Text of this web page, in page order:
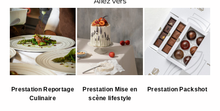
Prestation Reportage
Culinaire
Prestation Mise en
scène lifestyle
Prestation Packshot